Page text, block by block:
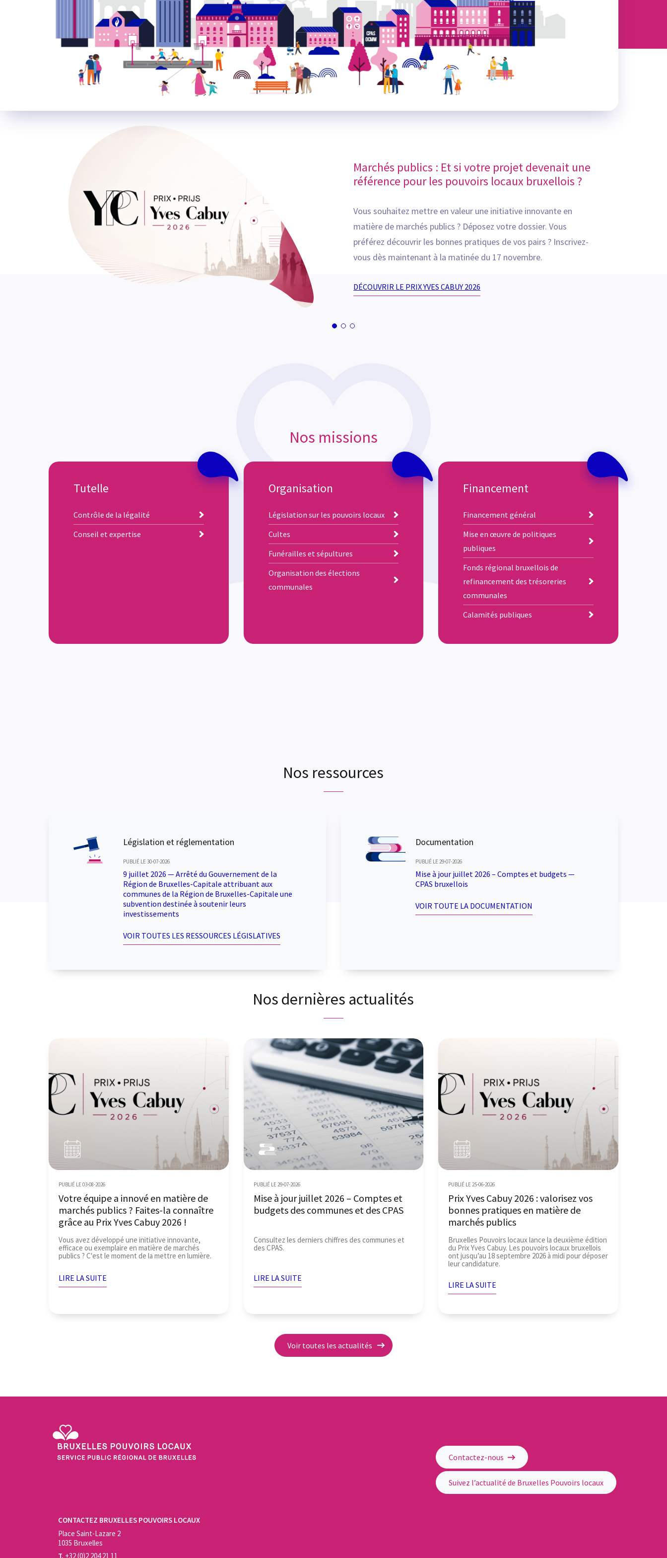
Marchés publics : Et si votre projet devenait une
référence pour les pouvoirs locaux bruxellois ?
Vous souhaitez mettre en valeur une initiative innovante en
matière de marchés publics ? Déposez votre dossier. Vous
préférez découvrir les bonnes pratiques de vos pairs ? Inscrivez-
vous dès maintenant à la matinée du 17 novembre.
DÉCOUVRIR LE PRIX YVES CABUY 2026
Nos missions
Tutelle
Contrôle de la légalité
Conseil et expertise
Organisation
Législation sur les pouvoirs locaux
Cultes
Funérailles et sépultures
Organisation des élections
communales
Financement
Financement général
Mise en œuvre de politiques
publiques
Fonds régional bruxellois de
refinancement des trésoreries
communales
Calamités publiques
Nos ressources
Législation et réglementation
PUBLIÉ LE 30-07-2026
9 juillet 2026 — Arrêté du Gouvernement de la
Région de Bruxelles-Capitale attribuant aux
communes de la Région de Bruxelles-Capitale une
subvention destinée à soutenir leurs
investissements
VOIR TOUTES LES RESSOURCES LÉGISLATIVES
Documentation
PUBLIÉ LE 29-07-2026
Mise à jour juillet 2026 – Comptes et budgets —
CPAS bruxellois
VOIR TOUTE LA DOCUMENTATION
Nos dernières actualités
Votre équipe a innové en matière de
marchés publics ? Faites-la connaître
grâce au Prix Yves Cabuy 2026 !
PUBLIÉ LE 03-08-2026
Vous avez développé une initiative innovante,
efficace ou exemplaire en matière de marchés
publics ? C'est le moment de la mettre en lumière.
LIRE LA SUITE
Mise à jour juillet 2026 – Comptes et
budgets des communes et des CPAS
PUBLIÉ LE 29-07-2026
Consultez les derniers chiffres des communes et
des CPAS.
LIRE LA SUITE
Prix Yves Cabuy 2026 : valorisez vos
bonnes pratiques en matière de
marchés publics
PUBLIÉ LE 25-06-2026
Bruxelles Pouvoirs locaux lance la deuxième édition
du Prix Yves Cabuy. Les pouvoirs locaux bruxellois
ont jusqu’au 18 septembre 2026 à midi pour déposer
leur candidature.
LIRE LA SUITE
Voir toutes les actualités
Contactez-nous
Suivez l’actualité de Bruxelles Pouvoirs locaux
CONTACTEZ BRUXELLES POUVOIRS LOCAUX
Place Saint-Lazare 2
1035 Bruxelles
T. +32 (0)2 204 21 11